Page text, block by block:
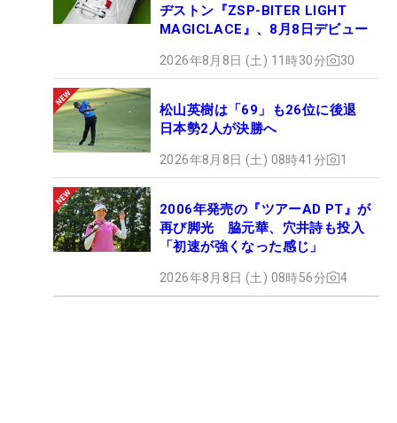
ヂストン『ZSP-BITER LIGHT
MAGICLACE』、8月8日デビュー
2026年8月8日 (土) 11時30分 30
松山英樹は「69」も26位に後退
日本勢2人が決勝へ
2026年8月8日 (土) 08時41分 1
2006年発売の『ツアーAD PT』が
再び脚光 脇元華、穴井詩も投入
「初速が強くなった感じ」
2026年8月8日 (土) 08時56分 4